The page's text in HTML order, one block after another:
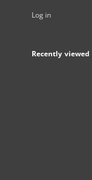
Log in
Recently viewed